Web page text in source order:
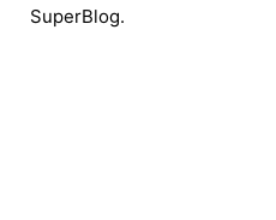
SuperBlog.